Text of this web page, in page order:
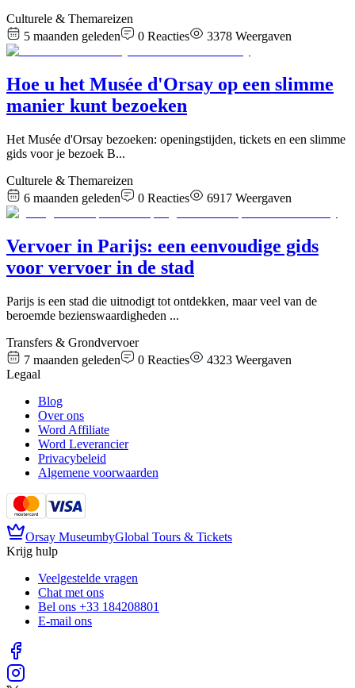
Culturele & Themareizen
5 maanden geleden
0 Reacties 3378 Weergaven
Hoe u het Musée d'Orsay op een slimme
manier kunt bezoeken
Het Musée d'Orsay bezoeken: openingstijden, tickets en een slimme
gids voor je bezoek B...
Culturele & Themareizen
6 maanden geleden
0 Reacties 6917 Weergaven
Vervoer in Parijs: een eenvoudige gids
voor vervoer in de stad
Parijs is een stad die uitnodigt tot ontdekken, maar veel van de
beroemde bezienswaardigheden ...
Transfers & Grondvervoer
7 maanden geleden
0 Reacties 4323 Weergaven
Legaal
Blog
Over ons
Word Affiliate
Word Leverancier
Privacybeleid
Algemene voorwaarden
Orsay MuseumbyGlobal Tours & Tickets
Krijg hulp
Veelgestelde vragen
Chat met ons
Bel ons +33 184208801
E-mail ons